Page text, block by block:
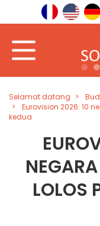
Selamat datang
Eurovision 2026: 10
kedua
LOLOS